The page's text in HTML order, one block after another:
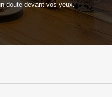
doute devant vos yeux.